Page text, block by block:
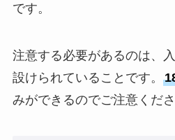
です。
注意する必要があるのは、
設けられていることです。
みができるのでご注意くださ